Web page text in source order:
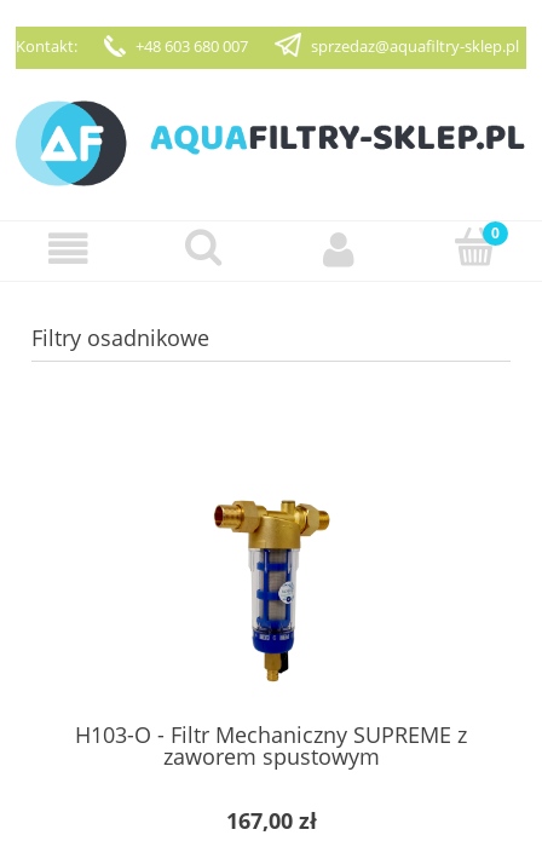
Kontakt: +48 603 680 007
sprzedaz@aquafiltry-sklep.pl
Filtry osadnikowe
H103-O - Filtr Mechaniczny SUPREME z
zaworem spustowym
167,00 zł